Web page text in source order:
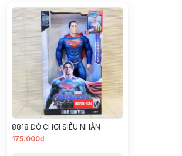
8818 ĐỐ CHƠI SIÊU NHÂN
175.000đ